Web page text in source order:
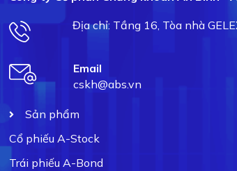
Địa chỉ: Tầng 16, Tòa nhà
Email
cskh@abs.vn
Sản phẩm
Cổ phiếu A-Stock
Trái phiếu A-Bond